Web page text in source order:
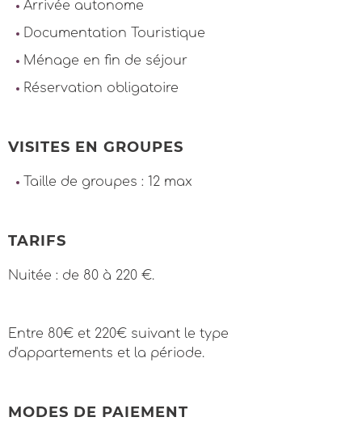
Arrivée autonome
Documentation Touristique
Ménage en fin de séjour
Réservation obligatoire
VISITES EN GROUPES
Taille de groupes : 12 max
TARIFS
Nuitée : de 80 à 220 €.
Entre 80€ et 220€ suivant le type
d'appartements et la période.
MODES DE PAIEMENT